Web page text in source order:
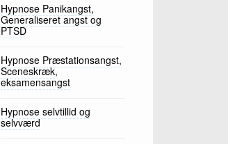
Hypnose Panikangst,
Generaliseret angst og
PTSD
Hypnose Præstationsangst,
Sceneskræk,
eksamensangst
Hypnose selvtillid og
selvværd